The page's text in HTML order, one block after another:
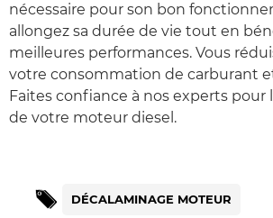
nécessaire pour son bon
allongez sa durée de vie tout en
meilleures performances. Vous
votre consommation de carburant
Faites confiance à nos experts pour
de votre moteur diesel.
DÉCALAMINAGE MOTEUR